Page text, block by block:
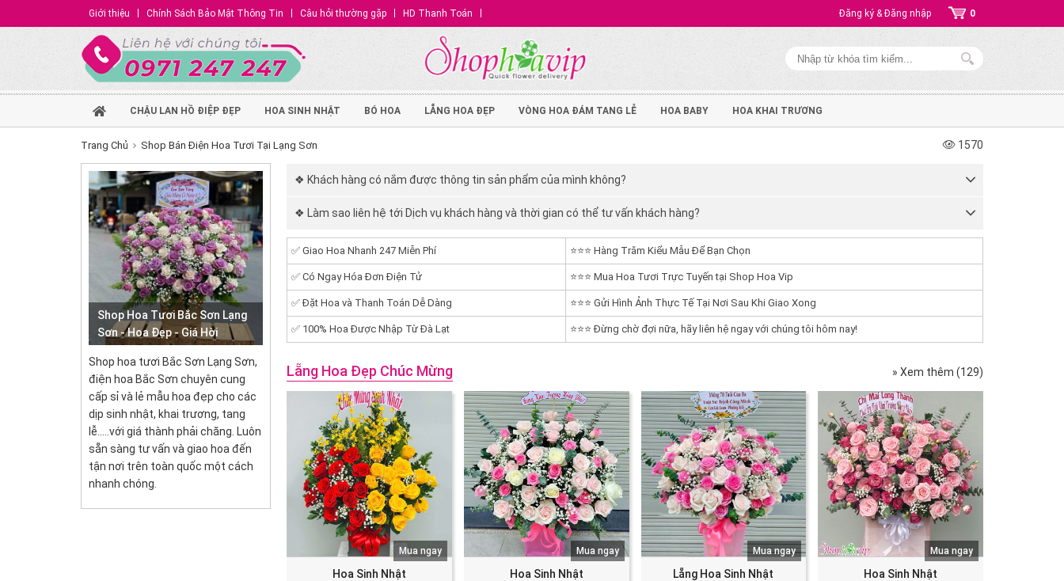
Giới thiệu Chính Sách Bảo Mật Thông Tin Câu hỏi thường gặp HD Thanh Toán Đăng ký & Đăng nhập 0
CHẬU LAN HỒ ĐIỆP ĐẸP HOA SINH NHẬT BÓ HOA LẴNG HOA ĐẸP VÒNG HOA ĐÁM TANG LỄ HOA BABY HOA KHAI TRƯƠNG
Trang Chủ Shop Bán Điện Hoa Tươi Tại Lạng Sơn 1570
Shop Hoa Tươi Bắc Sơn Lạng
Sơn - Hoa Đẹp - Giá Hời
Shop hoa tươi Bắc Sơn Lạng Sơn,
điện hoa Bắc Sơn chuyên cung
cấp sỉ và lẻ mẫu hoa đẹp cho các
dịp sinh nhật, khai trương, tang
lễ.....với giá thành phải chăng. Luôn
sẵn sàng tư vấn và giao hoa đến
tận nơi trên toàn quốc một cách
nhanh chóng.
❖ Khách hàng có nắm được thông tin sản phẩm của mình không?
❖ Làm sao liên hệ tới Dịch vụ khách hàng và thời gian có thể tư vấn khách hàng?
✅ Giao Hoa Nhanh 247 Miễn Phí ⭐⭐⭐ Hàng Trăm Kiểu Mẫu Để Bạn Chọn
✅ Có Ngay Hóa Đơn Điện Tử ⭐⭐⭐ Mua Hoa Tươi Trực Tuyến tại Shop Hoa Vip
✅ Đặt Hoa và Thanh Toán Dễ Dàng ⭐⭐⭐ Gửi Hình Ảnh Thực Tế Tại Nơi Sau Khi Giao Xong
✅ 100% Hoa Được Nhập Từ Đà Lạt ⭐⭐⭐ Đừng chờ đợi nữa, hãy liên hệ ngay với chúng tôi hôm nay!
Lẵng Hoa Đẹp Chúc Mừng » Xem thêm (129)
Hoa Sinh Nhật
Mua ngay
Hoa Sinh Nhật
Mua ngay
Lẵng Hoa Sinh Nhật
Mua ngay
Hoa Sinh Nhật
Mua ngay